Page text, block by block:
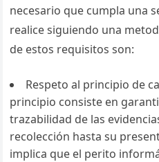
necesario que cumpla una
realice siguiendo una
de estos requisitos son:
Respeto al principio de
principio consiste en
trazabilidad de las
recolección hasta su
implica que el perito